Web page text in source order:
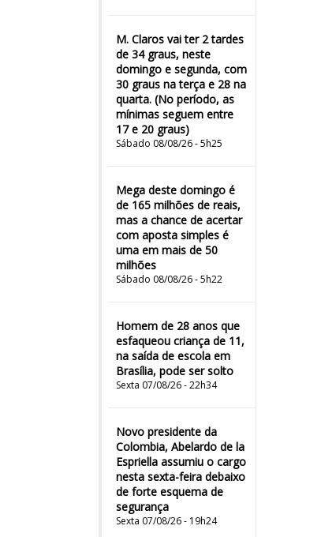
M. Claros vai ter 2 tardes
de 34 graus, neste
domingo e segunda, com
30 graus na terça e 28 na
quarta. (No período, as
mínimas seguem entre
17 e 20 graus)
Sábado 08/08/26 - 5h25
Mega deste domingo é
de 165 milhões de reais,
mas a chance de acertar
com aposta simples é
uma em mais de 50
milhões
Sábado 08/08/26 - 5h22
Homem de 28 anos que
esfaqueou criança de 11,
na saída de escola em
Brasília, pode ser solto
Sexta 07/08/26 - 22h34
Novo presidente da
Colombia, Abelardo de la
Espriella assumiu o cargo
nesta sexta-feira debaixo
de forte esquema de
segurança
Sexta 07/08/26 - 19h24